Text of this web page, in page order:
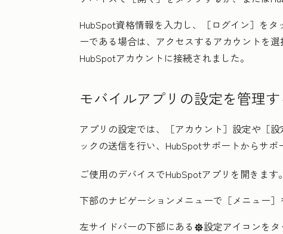
HubSpot資格情報を入力し、
［ログイン］ をタ
ーである場合は、アクセスするアカウントを
HubSpotアカウントに接続されました。
モバイルアプリの設定を管理す
アプリの設定では、 ［アカウント］設定や ［
ックの送信を行い、HubSpotサポートからサポ
ご使用のデバイスでHubSpotアプリを開きます。
下部のナビゲーションメニューで［メニュー］
左サイドバーの下部にある settings設定アイコンをタ